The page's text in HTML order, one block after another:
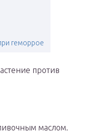
геморрое
против
маслом.